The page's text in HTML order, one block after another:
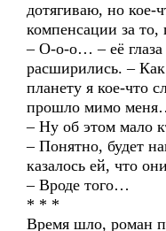
дотягиваю, но кое-
компенсации за
– О-о-о… – её
расширились. –
планету я кое-что
прошло мимо
– Ну об этом мало
– Понятно, будет
казалось ей, что
– Вроде того…
* * *
Время шло, роман